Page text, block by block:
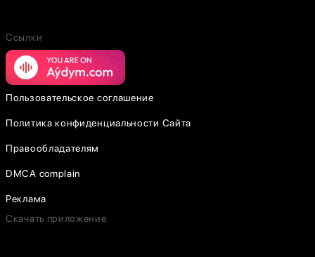
Ссылки
Пользовательское соглашение
Политика конфиденциальности Сайта
Правообладателям
DMCA complain
Реклама
Скачать приложение